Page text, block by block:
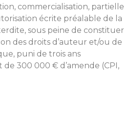
commercialisation, partielle
écrite préalable de la
sous peine de constituer
des droits d’auteur et/ou de
puni de trois ans
300 000 € d’amende (CPI,